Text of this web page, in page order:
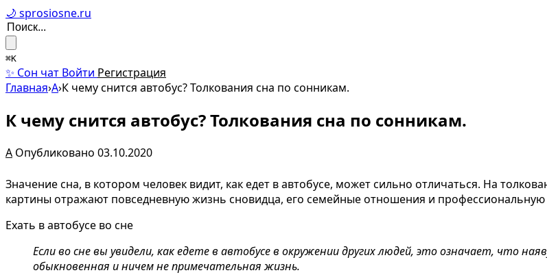
🌙 sprosiosne.ru
⌘K
✨ Сон чат Войти Регистрация
Главная›А›К чему снится автобус? Толкования сна по сонникам.
К чему снится автобус? Толкования сна по сонникам.
А Опубликовано 03.10.2020
Значение сна, в котором человек видит, как едет в автобусе, может сильно отличаться. На
картины отражают повседневную жизнь сновидца, его семейные отношения и профессиональную
Ехать в автобусе во сне
Если во сне вы увидели, как едете в автобусе в окружении других людей, это означает, что
обыкновенная и ничем не примечательная жизнь.